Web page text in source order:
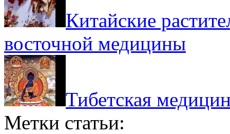
Китайские
восточной медицины
Тибетская
Метки статьи: